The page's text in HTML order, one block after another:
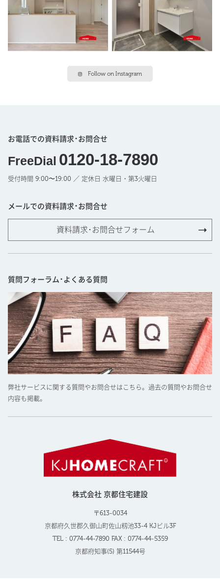
Follow on Instagram
お電話での資料請求･お問合せ
FreeDial 0120-18-7890
受付時間 9:00〜19:00 ／ 定休日 水曜日・第3火曜日
メールでの資料請求･お問合せ
資料請求･お問合せフォーム
質問フォーラム･よくある質問
弊社サービスに関する質問やお問合せはこちら。過去の質問やお問合せ
内容も掲載。
株式会社 京都住宅建設
〒613-0034
京都府久世郡久御山町佐山籾池33-4 KJビル3F
TEL : 0774-44-7890 FAX : 0774-44-5359
京都府知事(5) 第11544号